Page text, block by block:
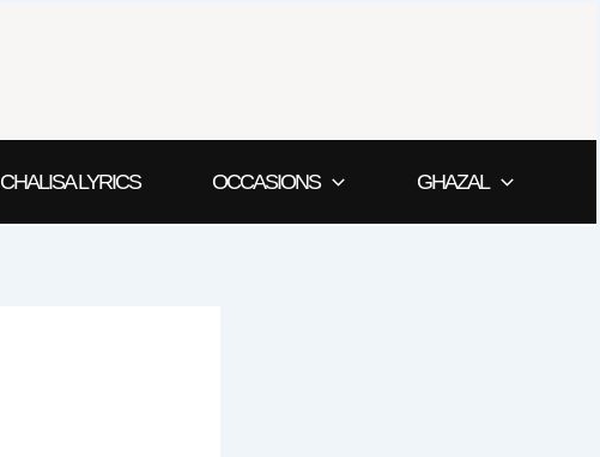
CHALISA LYRICS OCCASIONS GHAZAL